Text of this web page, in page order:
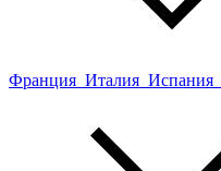
Франция Италия Испания